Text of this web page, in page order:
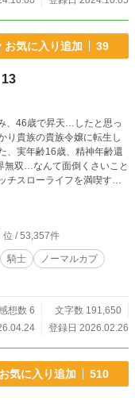
お気に入り追加 39
、46歳で昇天…したと思っ
り貴族の貴族令嬢に転生し
無双…なんて面倒くさいこと
チスローライフを満喫する
！ そんな女の相手なん
もい
て…。 おまけに、
キャラも出現！！ さてさて
位 / 53,357件
騎士
ノーマルカプ
想数 6
文字数 191,650
登録日 2026.02.26
お気に入り追加 510